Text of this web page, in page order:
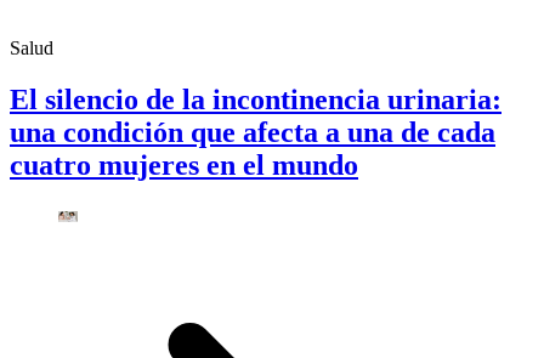
Salud
El silencio de la incontinencia urinaria:
una condición que afecta a una de cada
cuatro mujeres en el mundo